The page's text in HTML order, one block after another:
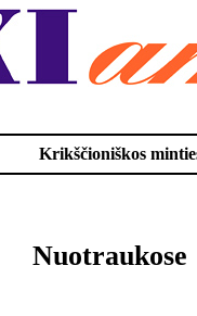
Krikščioniškos
Nuotraukose